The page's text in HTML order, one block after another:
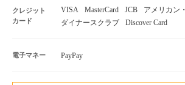
クレジット
カード
VISA MasterCard JCB
アメリカン
ダイナースクラブ
Discover Card
電子マネー PayPay